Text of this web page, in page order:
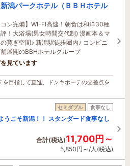
潟パークホテル（ＢＢＨホテル
コン完備】WI-FI高速！朝食は和洋30種
！大浴場(男女時間交代制) 漫画本＆マ
寛ぎ空間♪ 新潟駅徒歩圏内♪ コンビニ
展開のBBHホテルグループ
見ています
されました
を目指して直進、ドンキホーテの交差点を
セミダブル 食事なし
うこそ新潟！！ スタンダード食事なし
合計(税込)11,700円～
5,850円～/人(税込)